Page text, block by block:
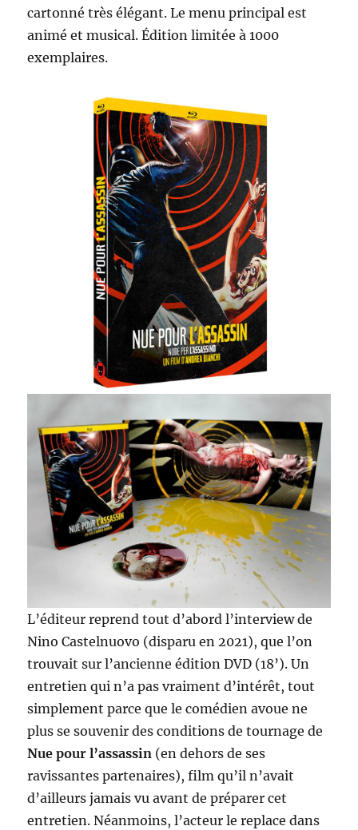
cartonné très élégant. Le menu principal est
animé et musical. Édition limitée à 1000
exemplaires.
L’éditeur reprend tout d’abord l’interview de
Nino Castelnuovo (disparu en 2021), que l’on
trouvait sur l’ancienne édition DVD (18’). Un
entretien qui n’a pas vraiment d’intérêt, tout
simplement parce que le comédien avoue ne
plus se souvenir des conditions de tournage de
Nue pour l’assassin (en dehors de ses
ravissantes partenaires), film qu’il n’avait
d’ailleurs jamais vu avant de préparer cet
entretien. Néanmoins, l’acteur le replace dans